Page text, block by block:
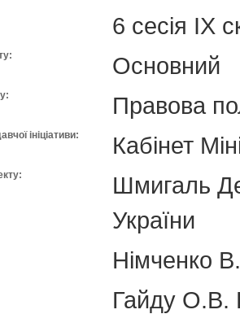
6 сесія IX
Основний
Правова
ініціативи: Кабінет
Шмигаль
України
Німченко
Гайду О.В.